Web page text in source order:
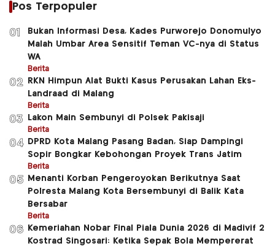
Pos Terpopuler
01
Bukan Informasi Desa, Kades Purworejo Donomulyo
Malah Umbar Area Sensitif Teman VC-nya di Status
WA
Berita
02
RKN Himpun Alat Bukti Kasus Perusakan Lahan Eks-
Landraad di Malang
Berita
03 Lakon Main Sembunyi di Polsek Pakisaji
Berita
04
DPRD Kota Malang Pasang Badan, Siap Dampingi
Sopir Bongkar Kebohongan Proyek Trans Jatim
Berita
05
Menanti Korban Pengeroyokan Berikutnya Saat
Polresta Malang Kota Bersembunyi di Balik Kata
Bersabar
Berita
06
Kemeriahan Nobar Final Piala Dunia 2026 di Madivif 2
Kostrad Singosari: Ketika Sepak Bola Mempererat